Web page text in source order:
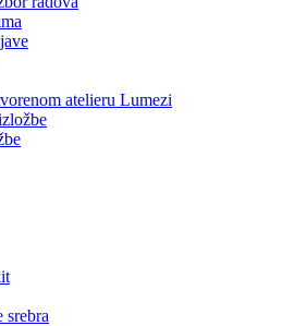
atelieru Lumezi
srebra